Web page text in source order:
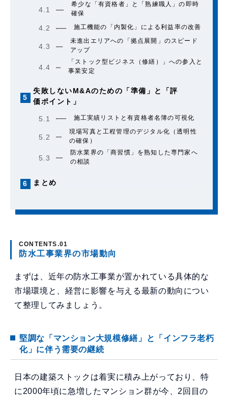
4.1
希少な「有資格者」と「熟練職人」の即時
確保
4.2 施工機能の「内製化」による利益率の改善
4.3
未進出エリアへの「拠点展開」のスピード
アップ
4.4
「ストック型ビジネス（修繕）」への参入と
事業安定
5
失敗しないM&Aのための「準備」と「評
価ポイント」
5.1 施工実績リストと有資格者名簿の可視化
5.2
現場写真と工程管理のデジタル化（透明性
の確保）
5.3
防水業界の「商習慣」を熟知した専門家へ
の相談
6 まとめ
防水工事業界の市場動向
まずは、近年の防水工事業が置かれている具体的な
市場環境と、経営に影響を与える最新の動向につい
て整理してみましょう。
堅調な「マンション大規模修繕」と「インフラ老朽
化」に伴う需要の継続
日本の建築ストックは着実に積み上がっており、特
に2000年頃に急増したマンション群が今、2回目の